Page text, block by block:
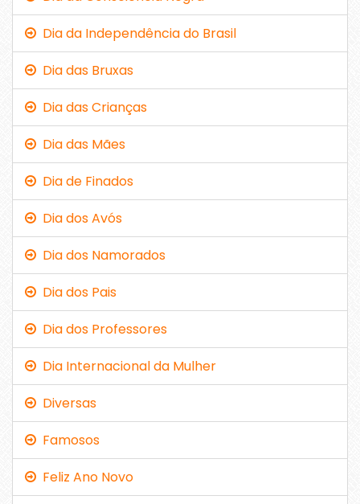
Dia da Independência do Brasil
Dia das Bruxas
Dia das Crianças
Dia das Mães
Dia de Finados
Dia dos Avós
Dia dos Namorados
Dia dos Pais
Dia dos Professores
Dia Internacional da Mulher
Diversas
Famosos
Feliz Ano Novo